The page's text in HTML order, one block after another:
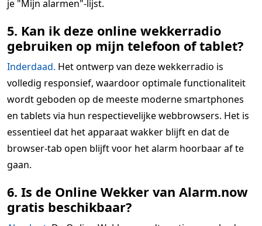
je "Mijn alarmen"-lijst.
5. Kan ik deze online wekkerradio
gebruiken op mijn telefoon of tablet?
Inderdaad. Het ontwerp van deze wekkerradio is
volledig responsief, waardoor optimale functionaliteit
wordt geboden op de meeste moderne smartphones
en tablets via hun respectievelijke webbrowsers. Het is
essentieel dat het apparaat wakker blijft en dat de
browser-tab open blijft voor het alarm hoorbaar af te
gaan.
6. Is de Online Wekker van Alarm.now
gratis beschikbaar?